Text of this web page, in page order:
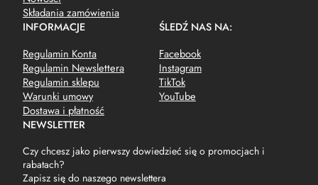
Składania zamówienia
INFORMACJE
Regulamin Konta
Regulamin Newslettera
Regulamin sklepu
Warunki umowy
Dostawa i płatność
ŚLEDŹ NAS NA:
Facebook
Instagram
TikTok
YouTube
NEWSLETTER
Czy chcesz jako pierwszy dowiedzieć się o promocjach i
rabatach?
Zapisz się do naszego newslettera